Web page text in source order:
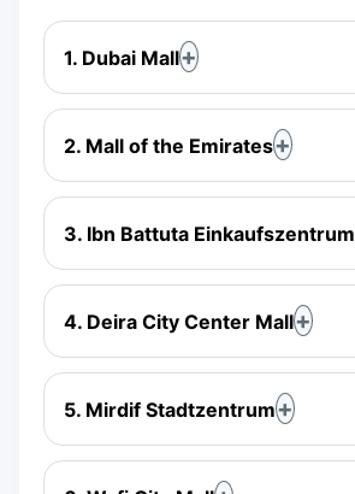
1. Dubai Mall
2. Mall of the Emirates
3. Ibn Battuta Einkaufszentrum
4. Deira City Center Mall
5. Mirdif Stadtzentrum